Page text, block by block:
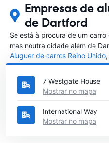
Empresas de
de Dartford
Se está à procura de um carro
mas noutra cidade além de
Aluguer de carros Reino Unido
cidade em Reino Unido que
7 Westgate House
Mostrar no mapa
International Way
Mostrar no mapa